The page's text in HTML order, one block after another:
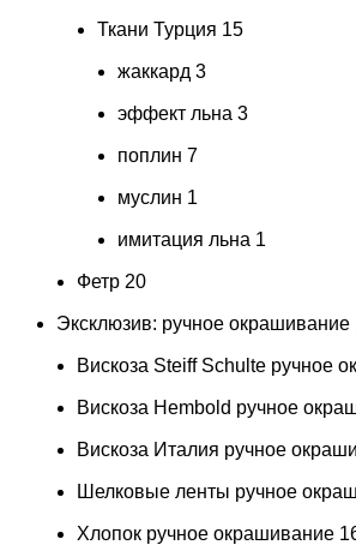
Ткани Турция 15
жаккард 3
эффект льна 3
поплин 7
муслин 1
имитация льна 1
Фетр 20
Эксклюзив: ручное окрашивание
Вискоза Steiff Schulte ручное
Вискоза Hembold ручное
Вискоза Италия ручное
Шелковые ленты ручное
Хлопок ручное окрашивание